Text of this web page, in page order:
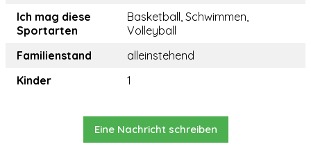
Ich mag diese
Sportarten
Basketball, Schwimmen,
Volleyball
Familienstand
alleinstehend
Kinder
1
Eine Nachricht schreiben